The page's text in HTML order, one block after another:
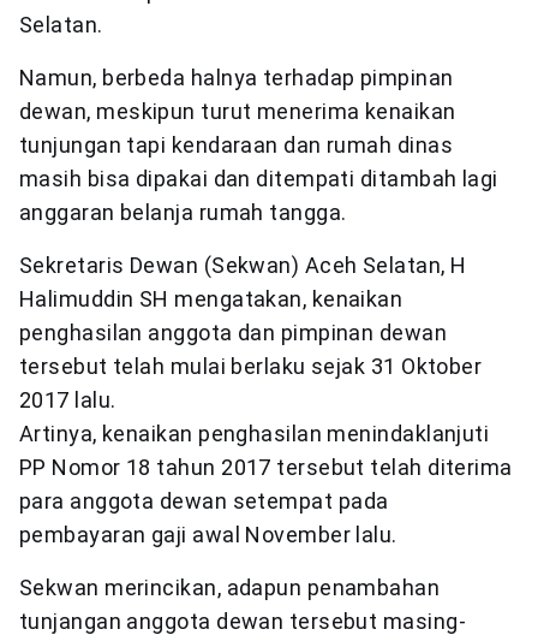
Selatan.
Namun, berbeda halnya terhadap pimpinan
dewan, meskipun turut menerima kenaikan
tunjungan tapi kendaraan dan rumah dinas
masih bisa dipakai dan ditempati ditambah lagi
anggaran belanja rumah tangga.
Sekretaris Dewan (Sekwan) Aceh Selatan, H
Halimuddin SH mengatakan, kenaikan
penghasilan anggota dan pimpinan dewan
tersebut telah mulai berlaku sejak 31 Oktober
2017 lalu.
Artinya, kenaikan penghasilan menindaklanjuti
PP Nomor 18 tahun 2017 tersebut telah diterima
para anggota dewan setempat pada
pembayaran gaji awal November lalu.
Sekwan merincikan, adapun penambahan
tunjangan anggota dewan tersebut masing-